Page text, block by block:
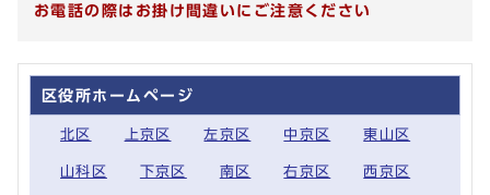
お電話の際はお掛け間違いにご注意ください
区役所ホームページ
北区 上京区 左京区 中京区 東山区
山科区 下京区 南区 右京区 西京区